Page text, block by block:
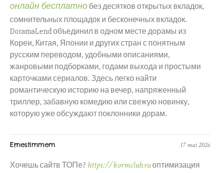
онлайн бесплатно без десятков открытых вкладок,
сомнительных площадок и бесконечных вкладок.
DoramaLend объединил в одном месте дорамы из
Кореи, Китая, Японии и других стран с понятным
русским переводом, удобными описаниями,
жанровыми подборками, годами выхода и простыми
карточками сериалов. Здесь легко найти
романтическую историю на вечер, напряженный
триллер, забавную комедию или свежую новинку,
которую уже обсуждают поклонники дорам.
Ernestimmem 17 mai 2026
Хочешь сайтв ТОПе? https://kormclub.ruоптимизация